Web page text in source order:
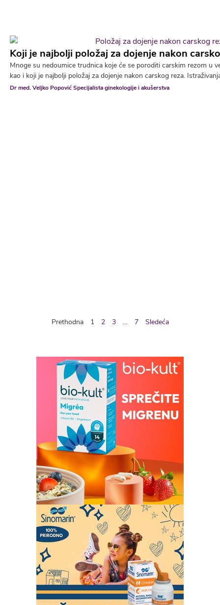
Koji je najbolji položaj za dojenje nakon
Mnoge su nedoumice trudnica koje će se poroditi carskim rezom u
kao i koji je najbolji položaj za dojenje nakon carskog reza.
Dr med. Veljko Popović Specijalista ginekologije i akušerstva
Prethodna 1 2 3 … 7 Sledeća